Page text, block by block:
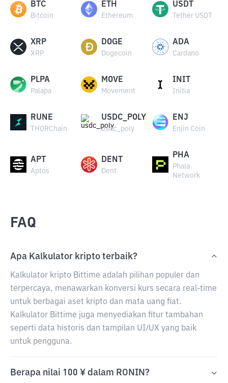
BTC
Bitcoin
ETH
Ethereum
USDT
Tether USDT
XRP
XRP
DOGE
Dogecoin
ADA
Cardano
PLPA
Palapa
MOVE
Movement
INIT
Initia
RUNE
THORChain
USDC_POLY
usdc_poly
ENJ
Enjin Coin
APT
Aptos
DENT
Dent
PHA
Phala
Network
FAQ
Apa Kalkulator kripto terbaik?
Kalkulator kripto Bittime adalah pilihan populer dan
terpercaya, menawarkan konversi kurs secara real-time
untuk berbagai aset kripto dan mata uang fiat.
Kalkulator Bittime juga menyediakan fitur tambahan
seperti data historis dan tampilan UI/UX yang baik
untuk pengguna.
Berapa nilai 100 ¥ dalam RONIN?